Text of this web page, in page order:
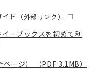
ド （外部リンク）
ーブックスを初めて利
ージ） （PDF 3.1MB）